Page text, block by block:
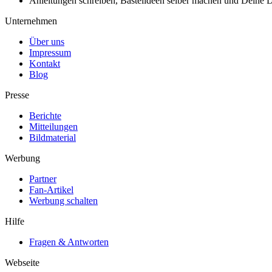
Unternehmen
Über uns
Impressum
Kontakt
Blog
Presse
Berichte
Mitteilungen
Bildmaterial
Werbung
Partner
Fan-Artikel
Werbung schalten
Hilfe
Fragen & Antworten
Webseite